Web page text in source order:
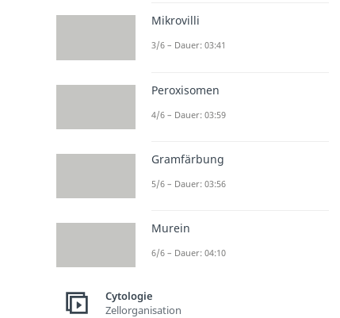
Mikrovilli
3/6 – Dauer: 03:41
Peroxisomen
4/6 – Dauer: 03:59
Gramfärbung
5/6 – Dauer: 03:56
Murein
6/6 – Dauer: 04:10
Cytologie
Zellorganisation